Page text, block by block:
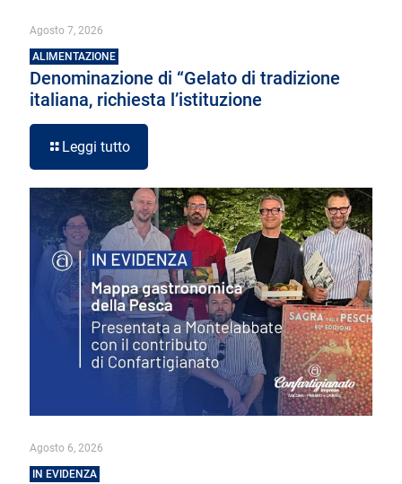
Agosto 7, 2026
ALIMENTAZIONE
Denominazione di “Gelato di tradizione
italiana, richiesta l’istituzione
Leggi tutto
Agosto 6, 2026
IN EVIDENZA